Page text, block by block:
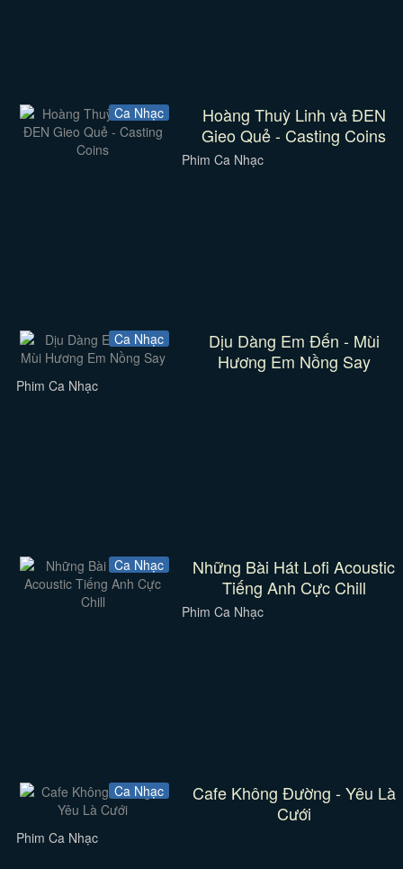
Ca Nhạc
Hoàng Thuỳ Linh và ĐEN
Gieo Quẻ - Casting Coins
Phim Ca Nhạc
Ca Nhạc
Dịu Dàng Em Đến - Mùi
Hương Em Nồng Say
Phim Ca Nhạc
Ca Nhạc
Những Bài Hát Lofi Acoustic
Tiếng Anh Cực Chill
Phim Ca Nhạc
Ca Nhạc
Cafe Không Đường - Yêu Là
Cưới
Phim Ca Nhạc